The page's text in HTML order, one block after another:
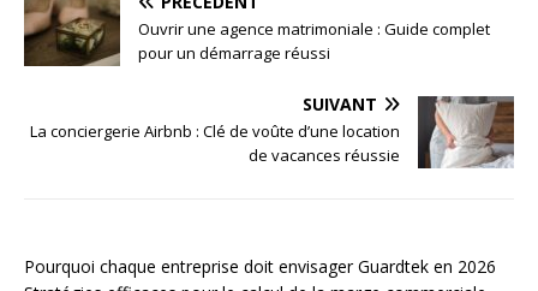
Ouvrir une agence matrimoniale : Guide complet
pour un démarrage réussi
SUIVANT
La conciergerie Airbnb : Clé de voûte d’une location
de vacances réussie
Pourquoi chaque entreprise doit envisager Guardtek en 2026